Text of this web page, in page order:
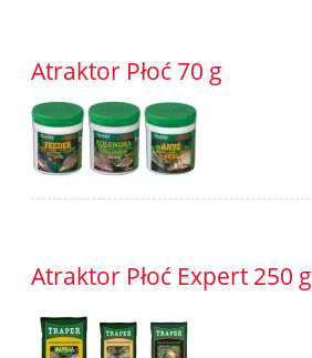
Atraktor Płoć 70 g
Atraktor Płoć Expert 250 g